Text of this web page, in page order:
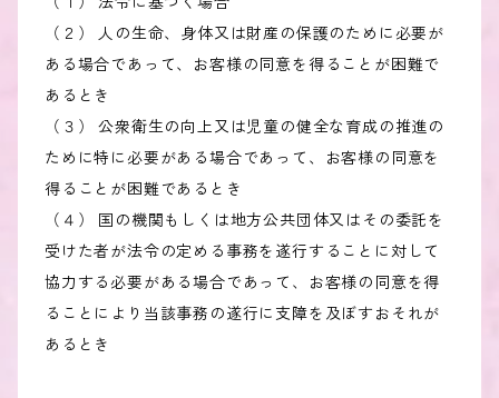
（２） 人の生命、身体又は財産の保護のために必要が
ある場合であって、お客様の同意を得ることが困難で
あるとき
（３） 公衆衛生の向上又は児童の健全な育成の推進の
ために特に必要がある場合であって、お客様の同意を
得ることが困難であるとき
（４） 国の機関もしくは地方公共団体又はその委託を
受けた者が法令の定める事務を遂行することに対して
協力する必要がある場合であって、お客様の同意を得
ることにより当該事務の遂行に支障を及ぼすおそれが
あるとき